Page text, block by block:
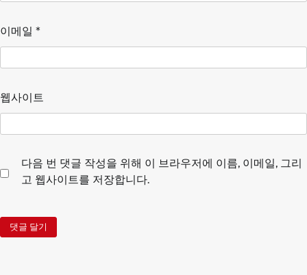
이메일 *
웹사이트
다음 번 댓글 작성을 위해 이 브라우저에 이름, 이메일, 그리
고 웹사이트를 저장합니다.